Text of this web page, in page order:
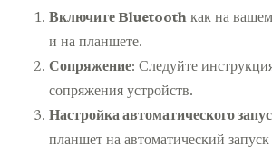
Включите Bluetooth как на
и на планшете.
Сопряжение: Следуйте
сопряжения устройств.
Настройка автоматического
планшет на автоматический